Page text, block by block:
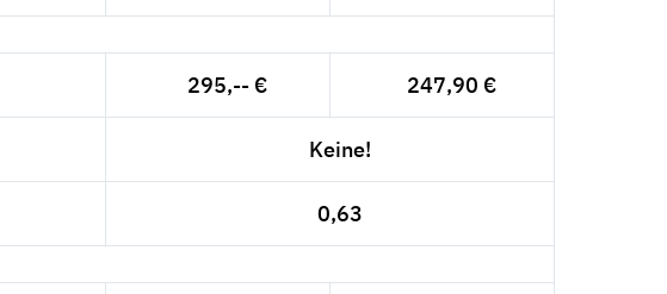
295,-- € 247,90 €
Keine!
0,63